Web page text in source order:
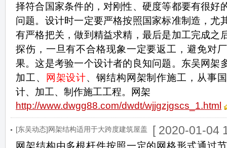
择符合国家条件的，对刚性、硬度等都要有很好
问题。设计时一定要严格按照国家标准制造，尤
有严格把关，做到精益求精，最后是加工完成之
探伤，一旦有不合格现象一定要返工，避免对
果。这是考验一个设计者的良知问题。东吴网架
加工、
网架设计、钢结构网架制作施工，从事
计、加工、制作施工工程。网架
http://www.dwgg88.com/dwdt/wjjgzjgscs_1.html
[东吴动态]网架结构适用于大跨度建筑屋盖 [ 2020-01-04
网架结构由多根杆件按照一定的网格形式通过